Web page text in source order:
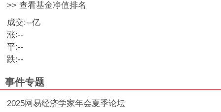
>> 查看基金净值排名
成交:--亿
涨:--
平:--
跌:--
事件专题
2025网易经济学家年会夏季论坛